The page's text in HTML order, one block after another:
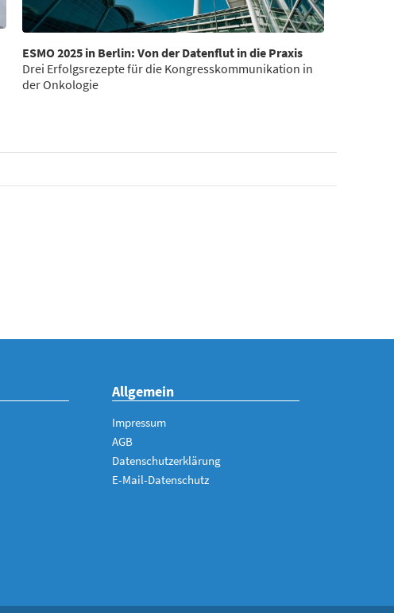
ESMO 2025 in Berlin: Von der Datenflut in die Praxis
Drei Erfolgsrezepte für die Kongresskommunikation in
der Onkologie
Allgemein
Impressum
AGB
Datenschutzerklärung
E-Mail-Datenschutz